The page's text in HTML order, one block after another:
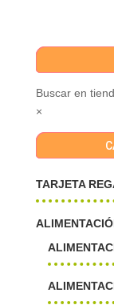
Buscar en
×
TARJETA